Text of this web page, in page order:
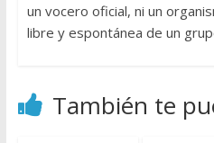
un vocero oficial, ni un
libre y espontánea de un
También te